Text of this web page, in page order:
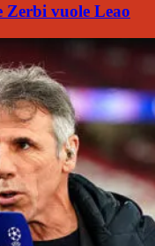
Zerbi vuole Leao